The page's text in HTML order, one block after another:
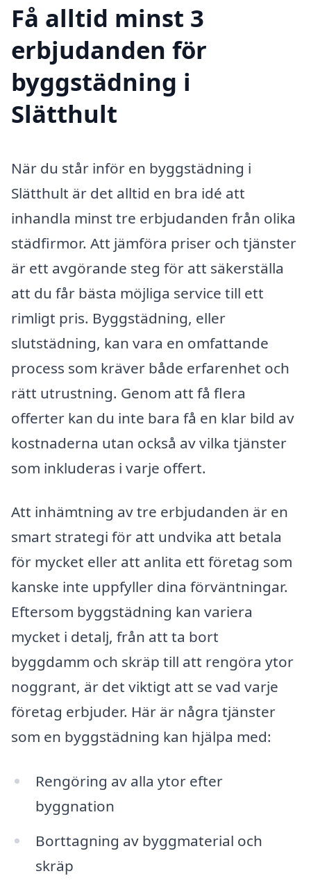
Få alltid minst 3
erbjudanden för
byggstädning i
Slätthult
När du står inför en byggstädning i
Slätthult är det alltid en bra idé att
inhandla minst tre erbjudanden från olika
städfirmor. Att jämföra priser och tjänster
är ett avgörande steg för att säkerställa
att du får bästa möjliga service till ett
rimligt pris. Byggstädning, eller
slutstädning, kan vara en omfattande
process som kräver både erfarenhet och
rätt utrustning. Genom att få flera
offerter kan du inte bara få en klar bild av
kostnaderna utan också av vilka tjänster
som inkluderas i varje offert.
Att inhämtning av tre erbjudanden är en
smart strategi för att undvika att betala
för mycket eller att anlita ett företag som
kanske inte uppfyller dina förväntningar.
Eftersom byggstädning kan variera
mycket i detalj, från att ta bort
byggdamm och skräp till att rengöra ytor
noggrant, är det viktigt att se vad varje
företag erbjuder. Här är några tjänster
som en byggstädning kan hjälpa med:
Rengöring av alla ytor efter
byggnation
Borttagning av byggmaterial och
skräp